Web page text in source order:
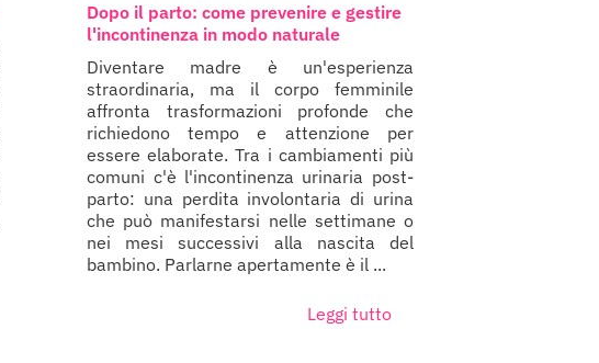
Dopo il parto: come prevenire e gestire
l'incontinenza in modo naturale
Diventare madre è un'esperienza
straordinaria, ma il corpo femminile
affronta trasformazioni profonde che
richiedono tempo e attenzione per
essere elaborate. Tra i cambiamenti più
comuni c'è l'incontinenza urinaria post-
parto: una perdita involontaria di urina
che può manifestarsi nelle settimane o
nei mesi successivi alla nascita del
bambino. Parlarne apertamente è il ...
Leggi tutto